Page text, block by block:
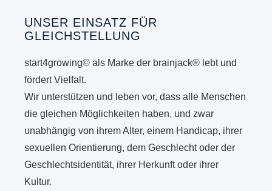
UNSER EINSATZ FÜR
GLEICHSTELLUNG
start4growing© als Marke der brainjack® lebt und
fördert Vielfalt.
Wir unterstützen und leben vor, dass alle Menschen
die gleichen Möglichkeiten haben, und zwar
unabhängig von ihrem Alter, einem Handicap, ihrer
sexuellen Orientierung, dem Geschlecht oder der
Geschlechtsidentität, ihrer Herkunft oder ihrer
Kultur.